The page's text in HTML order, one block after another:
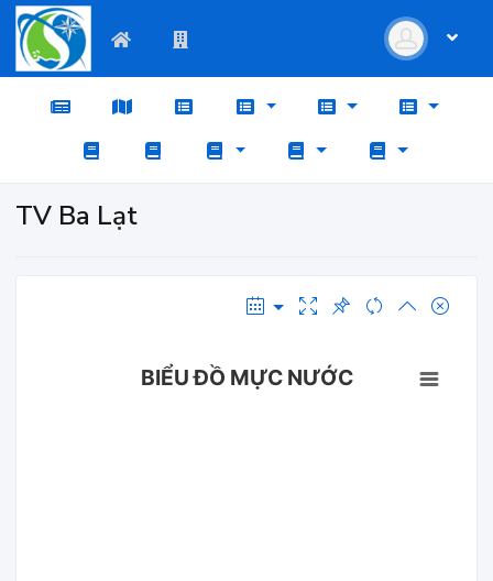
TV Ba Lạt
BIỂU ĐỒ MỰC NƯỚC